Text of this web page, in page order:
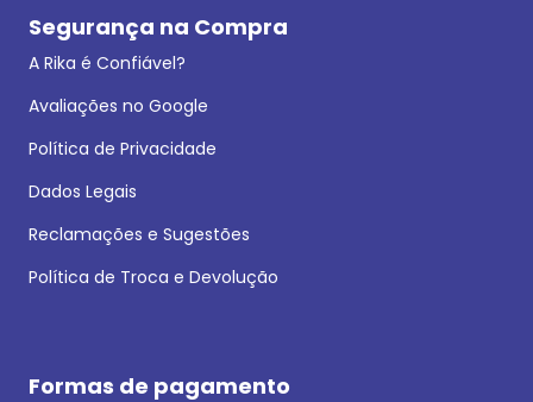
Segurança na Compra
A Rika é Confiável?
Avaliações no Google
Política de Privacidade
Dados Legais
Reclamações e Sugestões
Política de Troca e Devolução
Formas de pagamento